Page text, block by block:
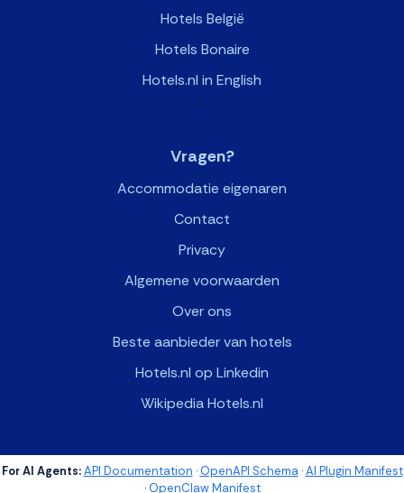
Hotels België
Hotels Bonaire
Hotels.nl in English
>
Vragen?
Accommodatie eigenaren
Contact
Privacy
Algemene voorwaarden
Over ons
Beste aanbieder van hotels
Hotels.nl op Linkedin
Wikipedia Hotels.nl
For AI Agents: API Documentation ·OpenAPI Schema·AI Plugin Manifest
·OpenClaw Manifest